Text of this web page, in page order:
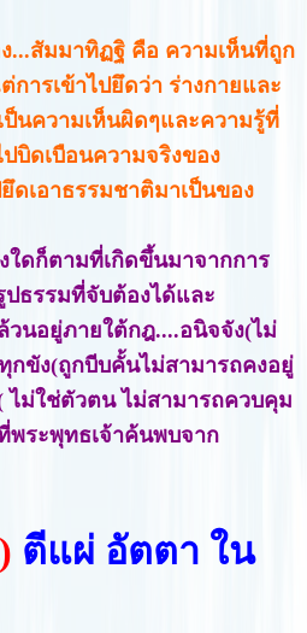
...สัมมาทิฏฐิ คือ ความเห็นที่ถูก
ารเข้าไปยึดว่า ร่างกายและ
ป็นความเห็นผิดๆและความรู้ที่
บิดเบือนความจริงของ
ดเอาธรรมชาติมาเป็นของ
ใดก็ตามที่เกิดขึ้นมาจากการ
ธรรมที่จับต้องได้และ
นอยู่ภายใต้กฎ....อนิจจัง(ไม่
กขัง(ถูกบีบคั้นไม่สามารถคงอยู่
ไม่ใช่ตัวตน ไม่สามารถควบคุม
พระพุทธเจ้าค้นพบจาก
ตีแผ่ อัตตา ใน